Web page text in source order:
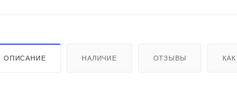
ОПИСАНИЕ НАЛИЧИЕ ОТЗЫВЫ